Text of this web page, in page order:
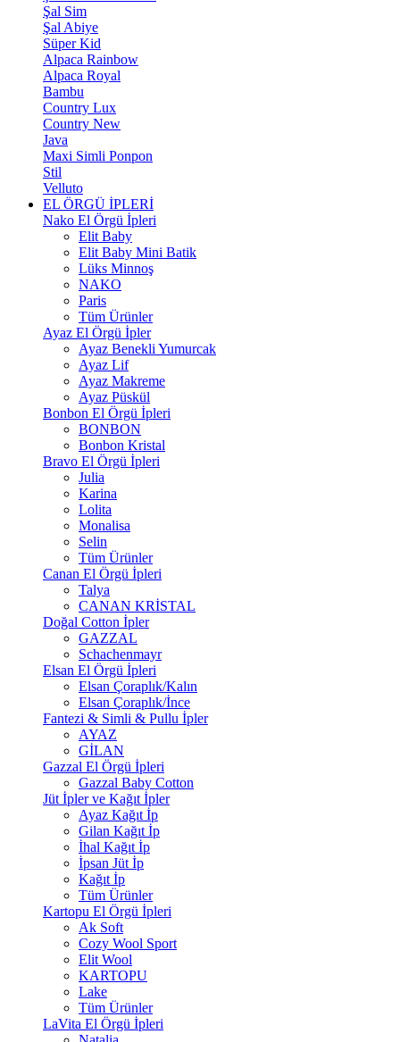
Şal Sim
Şal Abiye
Süper Kid
Alpaca Rainbow
Alpaca Royal
Bambu
Country Lux
Country New
Java
Maxi Simli Ponpon
Stil
Velluto
EL ÖRGÜ İPLERİ
Nako El Örgü İpleri
Elit Baby
Elit Baby Mini Batik
Lüks Minnoş
NAKO
Paris
Tüm Ürünler
Ayaz El Örgü İpler
Ayaz Benekli Yumurcak
Ayaz Lif
Ayaz Makreme
Ayaz Püskül
Bonbon El Örgü İpleri
BONBON
Bonbon Kristal
Bravo El Örgü İpleri
Julia
Karina
Lolita
Monalisa
Selin
Tüm Ürünler
Canan El Örgü İpleri
Talya
CANAN KRİSTAL
Doğal Cotton İpler
GAZZAL
Schachenmayr
Elsan El Örgü İpleri
Elsan Çoraplık/Kalın
Elsan Çoraplık/İnce
Fantezi & Simli & Pullu İpler
AYAZ
GİLAN
Gazzal El Örgü İpleri
Gazzal Baby Cotton
Jüt İpler ve Kağıt İpler
Ayaz Kağıt İp
Gilan Kağıt İp
İhal Kağıt İp
İpsan Jüt İp
Kağıt İp
Tüm Ürünler
Kartopu El Örgü İpleri
Ak Soft
Cozy Wool Sport
Elit Wool
KARTOPU
Lake
Tüm Ürünler
LaVita El Örgü İpleri